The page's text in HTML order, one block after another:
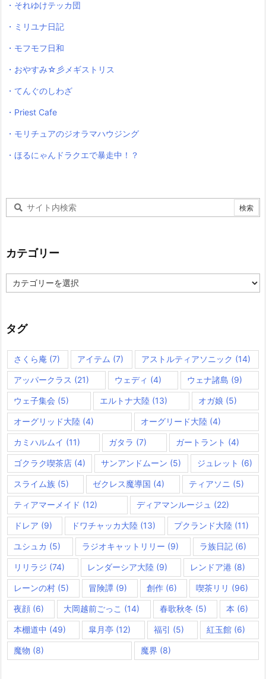
・それゆけテッカ団
・ミリユナ日記
・モフモフ日和
・おやすみ☆彡メギストリス
・てんぐのしわざ
・Priest Cafe
・モリチュアのジオラマハウジング
・ほるにゃんドラクエで暴走中！？
カテゴリー
テ
ー
タグ
さくら庵 (7) アイテム (7) アストルティアソニック (14)
アッパークラス (21) ウェディ (4) ウェナ諸島 (9)
ウェ子集会 (5) エルトナ大陸 (13) オガ娘 (5)
オーグリッド大陸 (4) オーグリード大陸 (4)
カミハルムイ (11) ガタラ (7) ガートラント (4)
ゴクラク喫茶店 (4) サンアンドムーン (5) ジュレット (6)
スライム族 (5) ゼクレス魔導国 (4) ティアソニ (5)
ティアマーメイド (12) ディアマンルージュ (22)
ドレア (9) ドワチャッカ大陸(13) プクランド大陸 (11)
ユシュカ (5) ラジオキャットリリー (9) ラ族日記 (6)
リリラジ (74) レンダーシア大陸 (9) レンドア港 (8)
レーンの村 (5) 冒険譚(9) 創作(6) 喫茶リリ (96)
夜顔 (6) 大岡越前ごっこ (14) 春歌秋冬 (5) 本 (6)
本棚道中 (49) 皐月亭 (12) 福引 (5) 紅玉館(6)
魔物 (8) 魔界 (8)